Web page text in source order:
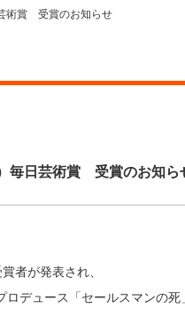
術賞 受賞のお知らせ
毎日芸術賞 受賞のお知ら
者が発表され、
ロデュース「セールスマンの